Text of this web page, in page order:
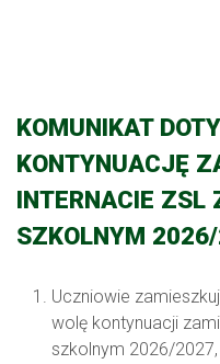
KOMUNIKAT
KONTYNUACJĘ
INTERNACIE ZSL
SZKOLNYM
Uczniowie
wolę kontynuacji
szkolnym 2026/